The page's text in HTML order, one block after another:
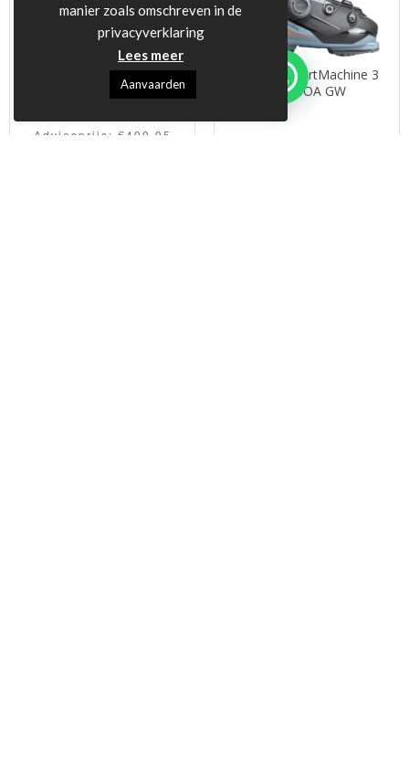
Nordica SpeedMachine 3
BOA 95 W sportieve
Adviesprijs: € 499,95
Nordica SportMachine 3
110 BOA GW
manier zoals omschreven in de
privacyverklaring
Lees meer
Aanvaarden